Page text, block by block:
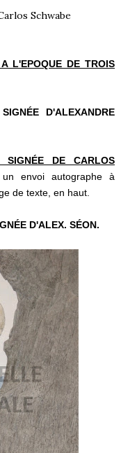
Schwabe
L'EPOQUE DE TROIS
D'ALEXANDRE
SIGNÉE DE CARLOS
envoi autographe à
de texte, en haut.
D'ALEX. SÉON.